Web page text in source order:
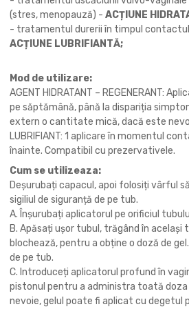
(stres, menopauză) - ACȚIUNE
- tratamentul durerii în timpul
ACȚIUNE LUBRIFIANTĂ;
Mod de utilizare:
AGENT HIDRATANT – REGENERANT:
pe săptămână, până la dispariția
extern o cantitate mică, dacă este
LUBRIFIANT: 1 aplicare în momentul
înainte. Compatibil cu prezervativele.
Cum se utilizeaza:
Deșurubați capacul, apoi folosiți vârful
sigiliul de siguranță de pe tub.
A. Înșurubați aplicatorul pe orificiul
B. Apăsați ușor tubul, trăgând în același
blochează, pentru a obține o doză de
de pe tub.
C. Introduceți aplicatorul profund în
pistonul pentru a administra toată doza
nevoie, gelul poate fi aplicat cu degetul